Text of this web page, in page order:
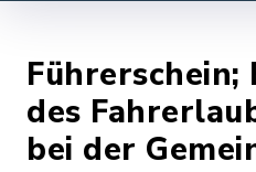
Führerschein;
des
bei der